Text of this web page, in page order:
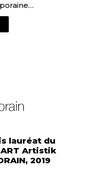
lauréat du
Artistik
2019